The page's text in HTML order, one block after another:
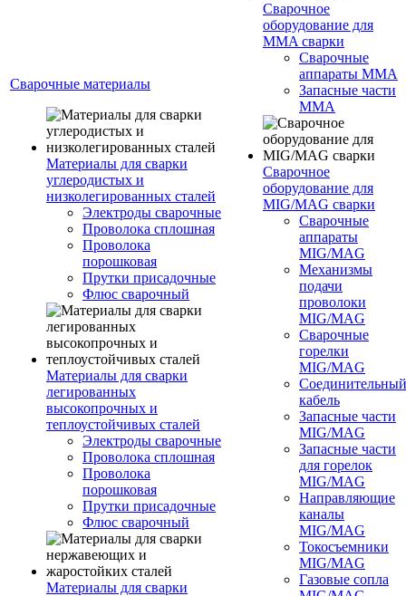
Сварочные материалы
Материалы для сварки
углеродистых и
низколегированных сталей
Электроды сварочные
Проволока сплошная
Проволока
порошковая
Прутки присадочные
Флюс сварочный
Материалы для сварки
легированных
высокопрочных и
теплоустойчивых сталей
Электроды сварочные
Проволока сплошная
Проволока
порошковая
Прутки присадочные
Флюс сварочный
Материалы для сварки
Сварочное
оборудование для
MMA сварки
Сварочные
аппараты MMA
Запасные части
MMA
Сварочное
оборудование для
MIG/MAG сварки
Сварочные
аппараты
MIG/MAG
Механизмы
подачи
проволоки
MIG/MAG
Сварочные
горелки
MIG/MAG
Соединительный
кабель
Запасные части
MIG/MAG
Запасные части
для горелок
MIG/MAG
Направляющие
каналы
MIG/MAG
Токосъемники
MIG/MAG
Газовые сопла